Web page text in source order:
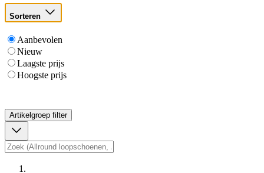
Sorteren
Aanbevolen
Nieuw
Laagste prijs
Hoogste prijs
Artikelgroep filter